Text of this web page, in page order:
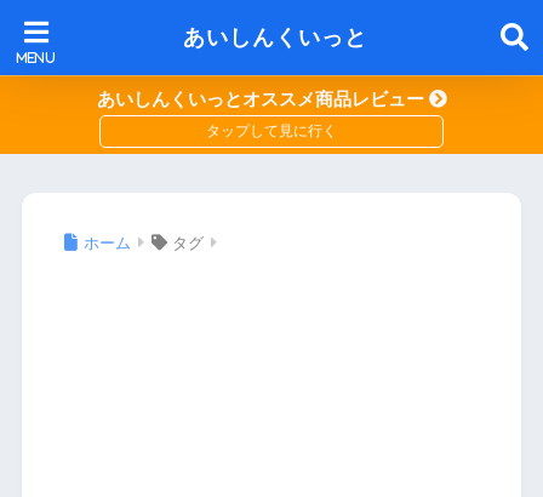
あいしんくいっと
あいしんくいっとオススメ商品レビュー
ホーム タグ